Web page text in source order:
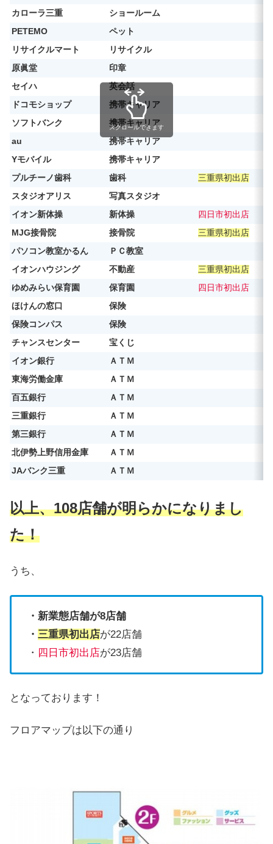
カローラ三重
ショールーム
PETEMO
ペット
リサイクルマート
リサイクル
原眞堂
印章
セイハ
英会話
ドコモショップ
携帯キャリア
ソフトバンク
携帯キャリア
au
携帯キャリア
Yモバイル
携帯キャリア
プルチーノ歯科
歯科
三重県初出店
スタジオアリス
写真スタジオ
イオン新体操
新体操
四日市初出店
MJG接骨院
接骨院
三重県初出店
パソコン教室かるん
ＰＣ教室
イオンハウジング
不動産
三重県初出店
ゆめみらい保育園
保育園
四日市初出店
ほけんの窓口
保険
保険コンパス
保険
チャンスセンター
宝くじ
イオン銀行
ＡＴＭ
東海労働金庫
ＡＴＭ
百五銀行
ＡＴＭ
三重銀行
ＡＴＭ
第三銀行
ＡＴＭ
北伊勢上野信用金庫
ＡＴＭ
JAバンク三重
ＡＴＭ
スクロールできます
以上、108店舗が明らかになりまし
た！
うち、
・新業態店舗が8店舗
・ 三重県初出店が22店舗
・ 四日市初出店が23店舗
となっております！
フロアマップは以下の通り